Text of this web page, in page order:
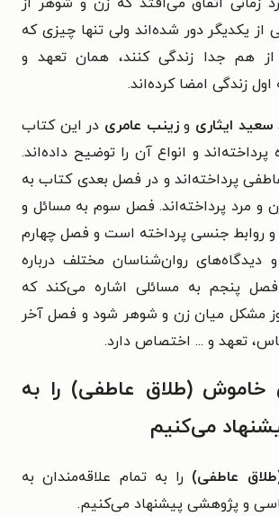
از یکدیگر دور شده‌اند ولی تنها چیزی که
هم جدا زندگی کنند، همان تعهد و
زندگی امضا کرده‌اند.
سعید ایثاری وزینب عامری در این کتاب
پرداخته‌اند و انواع آن را توضیح داده‌اند.
پرداخته‌اند و در فصل بعدی کتاب به
و مرد پرداخته‌اند. فصل سوم به مسائل و
و روابط جنسی پرداخته است و فصل چهارم
روان‌شناسان مختلف درباره
پنجم به مسائلی اشاره می‌کند که
مشکل میان زن و شوهر شود و فصل آخر
تعهد و ... اختصاص دارد.
خاموش (طلاق عاطفی) را به
می‌کنیم
عاطفی) را به تمام علاقه‌مندان به
و پژوهشی پیشنهاد می‌کنیم.